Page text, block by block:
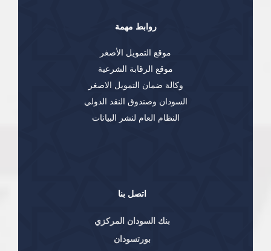
اتصل بنا
بنك السودان المركزي
بورتسودان
روابط مهمة
موقع التمويل الأصغر
موقع الرقابة الشرعية
وكالة ضمان التمويل الاصغر
السودان وصندوق النقد الدولي
النظام العام لنشر البيانات